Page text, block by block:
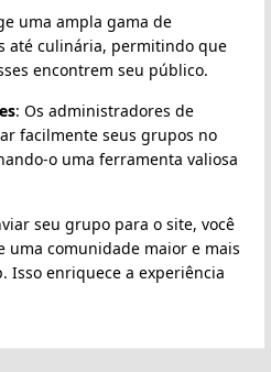
uma ampla gama de
até culinária, permitindo que
encontrem seu público.
: Os administradores de
facilmente seus grupos no
o uma ferramenta valiosa
seu grupo para o site, você
uma comunidade maior e mais
Isso enriquece a experiência